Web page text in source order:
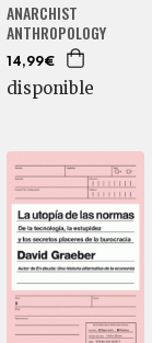
ANARCHIST
ANTHROPOLOGY
14,99€
disponible